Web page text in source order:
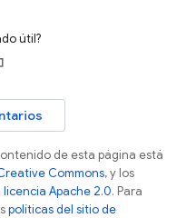
útil?
de esta página está
Commons, y los
licencia Apache 2.0. Para
políticas del sitio de